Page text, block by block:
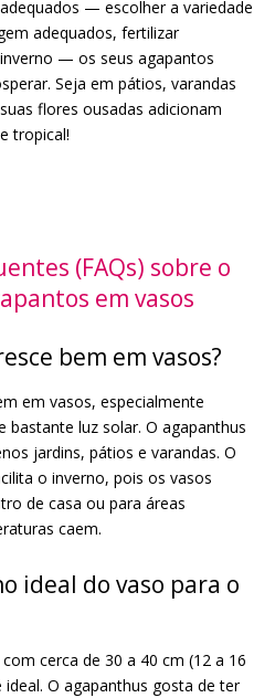
— escolher a variedade
adequados, fertilizar
— os seus agapantos
Seja em pátios, varandas
flores ousadas adicionam
tropical!
(FAQs) sobre o
em vasos
bem em vasos?
em vasos, especialmente
bastante luz solar. O agapanthus
jardins, pátios e varandas. O
o inverno, pois os vasos
de casa ou para áreas
caem.
ideal do vaso para o
cerca de 30 a 40 cm (12 a 16
O agapanthus gosta de ter